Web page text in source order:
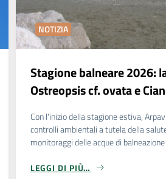
NOTIZIA
Stagione balneare 2026:
Ostreopsis cf. ovata e
Con l'inizio della stagione estiva,
controlli ambientali a tutela della
monitoraggi delle acque di balneazione
LEGGI DI PIÙ…